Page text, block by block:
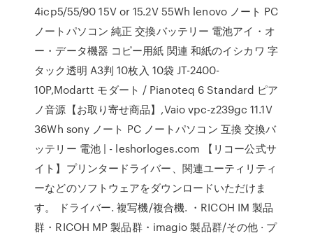
4icp5/55/90 15V or 15.2V 55Wh lenovo ノート PC
ノートパソコン 純正 交換バッテリー 電池アイ・オ
ー・データ機器 コピー用紙 関連 和紙のイシカワ 字
タック透明 A3判 10枚入 10袋 JT-2400-
10P,Modartt モダート / Pianoteq 6 Standard ピア
ノ音源【お取り寄せ商品】,Vaio vpc-z239gc 11.1V
36Wh sony ノート PC ノートパソコン 互換 交換バ
ッテリー 電池 | - leshorloges.com 【リコー公式サ
イト】プリンタードライバー、関連ユーティリティ
ーなどのソフトウェアをダウンロードいただけま
す。 ドライバー. 複写機/複合機. ・RICOH IM 製品
群・RICOH MP 製品群・imagio 製品群/その他 · プ